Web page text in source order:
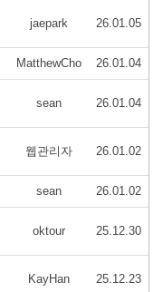
jaepark 26.01.05
MatthewCho 26.01.04
sean 26.01.04
웹관리자 26.01.02
sean 26.01.02
oktour 25.12.30
KayHan 25.12.23